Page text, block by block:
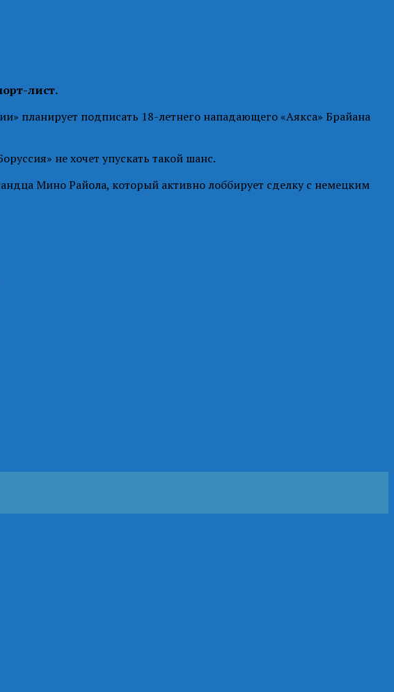
лист.
планирует подписать 18-летнего нападающего «Аякса» Брайана
не хочет упускать такой шанс.
Мино Райола, который активно лоббирует сделку с немецким